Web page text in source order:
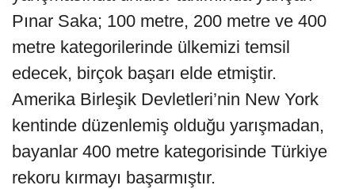
Pınar Saka; 100 metre, 200 metre ve 400
metre kategorilerinde ülkemizi temsil
edecek, birçok başarı elde etmiştir.
Amerika Birleşik Devletleri’nin New York
kentinde düzenlemiş olduğu yarışmadan,
bayanlar 400 metre kategorisinde Türkiye
rekoru kırmayı başarmıştır.